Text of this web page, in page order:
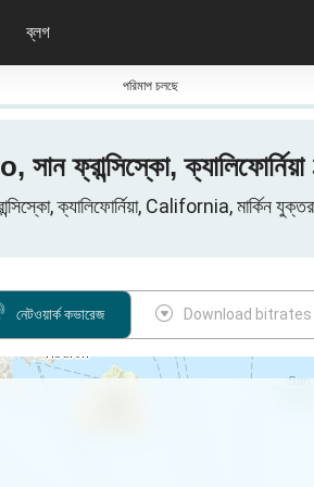
ব্লগ
পরিমাপ চলছে
ফ্রান্সিস্কো,
ক্যালিফোর্নিয়া, California, মার্কিন
নেটওয়ার্ক কভারেজ Download bitrates